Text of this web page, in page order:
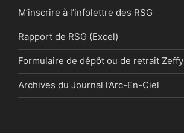
M’inscrire à l’infolettre des RSG
Rapport de RSG (Excel)
Formulaire de dépôt ou de retrait Zeffy
Archives du Journal l’Arc-En-Ciel